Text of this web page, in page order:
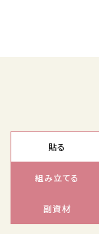
貼る
組み立てる
副資材